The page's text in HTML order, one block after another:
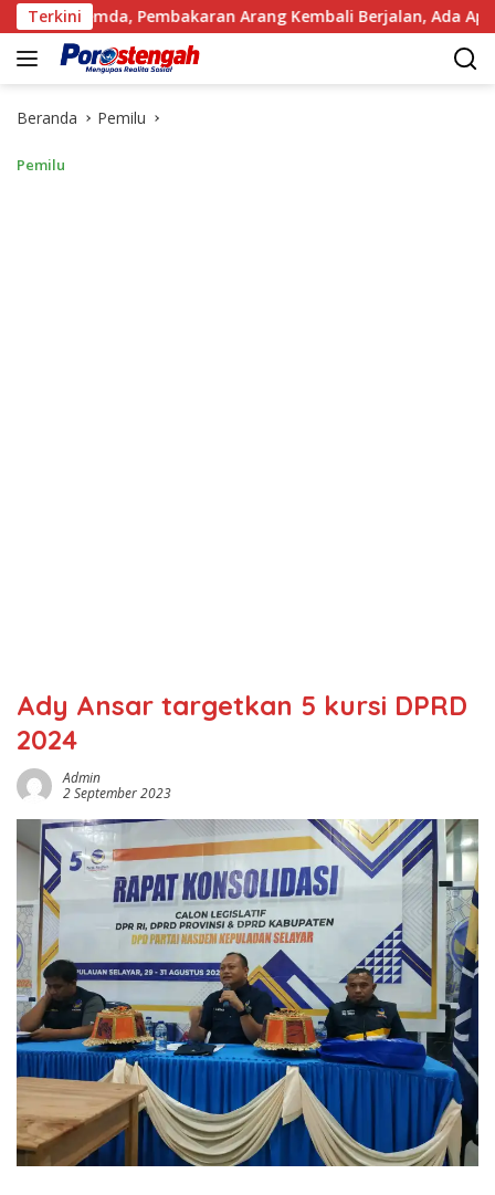
Langsung
ke
konten
Terkini
Pembakaran Arang Kembali Berjalan, Ada Apa dengan
Beranda Pemilu
Pemilu
Ady Ansar targetkan 5 kursi DPRD
2024
Admin
2 September 2023